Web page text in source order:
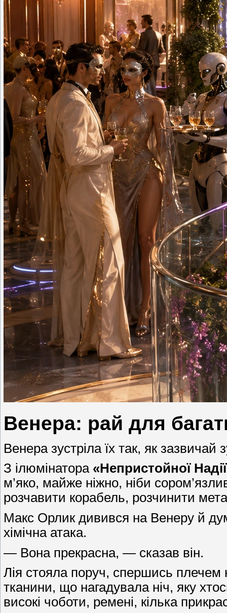
Венера: рай для
Венера зустріла їх так, як
З ілюмінатора «Непристойної
м’яко, майже ніжно, ніби
розчавити корабель, розчинити
Макс Орлик дивився на Венеру й
хімічна атака.
— Вона прекрасна, — сказав він.
Лія стояла поруч, спершись плечем
тканини, що нагадувала ніч, яку
високі чоботи, ремені, кілька